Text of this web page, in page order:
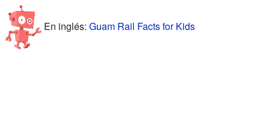
En inglés: Guam Rail Facts for Kids